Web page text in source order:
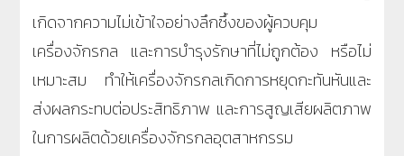
เกิดจากความไม่เข้าใจอย่างลึกซึ้งของผู้ควบคุม
เครื่องจักรกล และการบำรุงรักษาที่ไม่ถูกต้อง หรือไม่
เหมาะสม ทำให้เครื่องจักรกลเกิดการหยุดกะทันหันและ
ส่งผลกระทบต่อประสิทธิภาพ และการสูญเสียผลิตภาพ
ในการผลิตด้วยเครื่องจักรกลอุตสาหกรรม